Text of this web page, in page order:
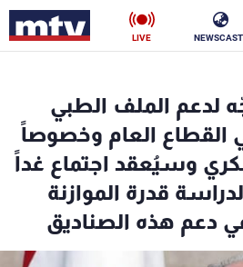
LIVE
لدعم الملف الطبي
القطاع العام وخصوصاً
وسيُعقد اجتماع غداً
قدرة الموازنة
دعم هذه الصناديق
ناس
رياضة